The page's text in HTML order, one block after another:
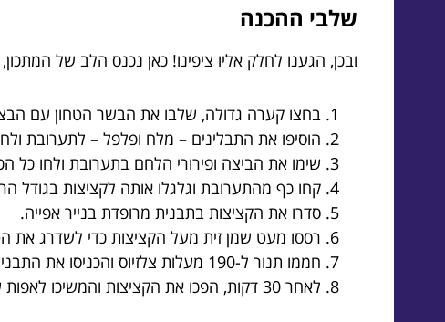
שלבי ההכנה
ובכן, הגענו לחלק אליו ציפינו! כאן נכנס הלב של
בחצו קערה גדולה, שלבו את הבשר הטחון עם
הוסיפו את התבלינים – מלח ופלפל – לתערובת
שימו את הביצה ופירורי הלחם בתערובת ולחו כל
קחו כף מהתערובת וגלגלו אותה לקציצות בגודל
סדרו את הקציצות בתבנית מרופדת בנייר אפייה.
רססו מעט שמן זית מעל הקציצות כדי לשדרג את
חממו תנור ל-190 מעלות צלזיוס והכניסו את התבנית לאפיה למשך כ-30 דקות.
לאחר 30 דקות, הפכו את הקציצות והמשיכו לאפות עוד 15 דקות נוספות כדי לקבל קציצות זהובות ומושלמות.